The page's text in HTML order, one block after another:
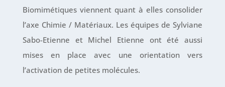
Biomimétiques viennent quant à elles consolider
l’axe Chimie / Matériaux. Les équipes de Sylviane
Sabo-Etienne et Michel Etienne ont été aussi
mises en place avec une orientation vers
l’activation de petites molécules.